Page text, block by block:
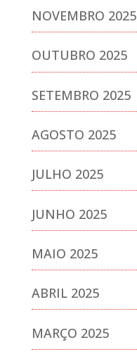
NOVEMBRO 2025
OUTUBRO 2025
SETEMBRO 2025
AGOSTO 2025
JULHO 2025
JUNHO 2025
MAIO 2025
ABRIL 2025
MARÇO 2025